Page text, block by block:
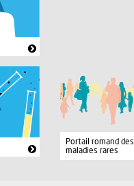
Portail romand des
maladies rares